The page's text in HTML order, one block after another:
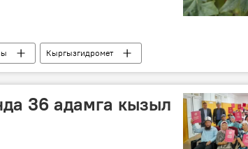
Кыргызгидромет
36 адамга кызыл